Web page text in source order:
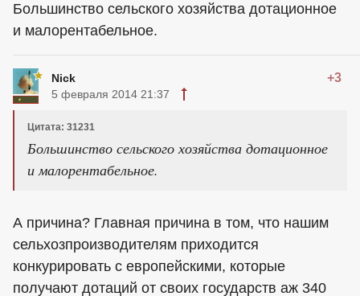
Большинство сельского хозяйства дотационное
и малорентабельное.
Nick +3
5 февраля 2014 21:37
Цитата: 31231
Большинство сельского хозяйства дотационное
и малорентабельное.
А причина? Главная причина в том, что нашим
сельхозпроизводителям приходится
конкурировать с европейскими, которые
получают дотаций от своих государств аж 340